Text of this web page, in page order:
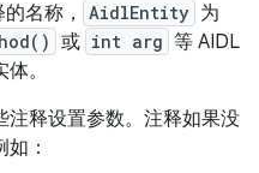
名称， AidlEntity 为
或 int arg 等 AIDL
。
注释设置参数。注释如果没
：